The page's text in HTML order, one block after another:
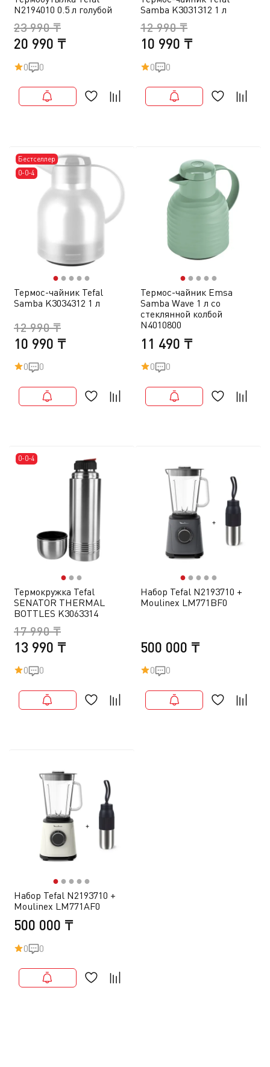
N2194010 0.5 л голубой
20 990 ₸
23 990 ₸
0 0
Samba K3031312 1 л
10 990 ₸
12 990 ₸
0 0
Бестселлер
0-0-4
●● ● ● ●
Термос-чайник Tefal
Samba K3034312 1 л
10 990 ₸
12 990 ₸
0 0
●● ● ● ●
Термос-чайник Emsa
Samba Wave 1 л со
стеклянной колбой
N4010800
11 490 ₸
0 0
0-0-4
●● ●
Термокружка Tefal
SENATOR THERMAL
BOTTLES K3063314
13 990 ₸
17 990 ₸
0 0
●● ● ● ●
Набор Tefal N2193710 +
Moulinex LM771BF0
500 000 ₸
0 0
●● ● ● ●
Набор Tefal N2193710 +
Moulinex LM771AF0
500 000 ₸
0 0